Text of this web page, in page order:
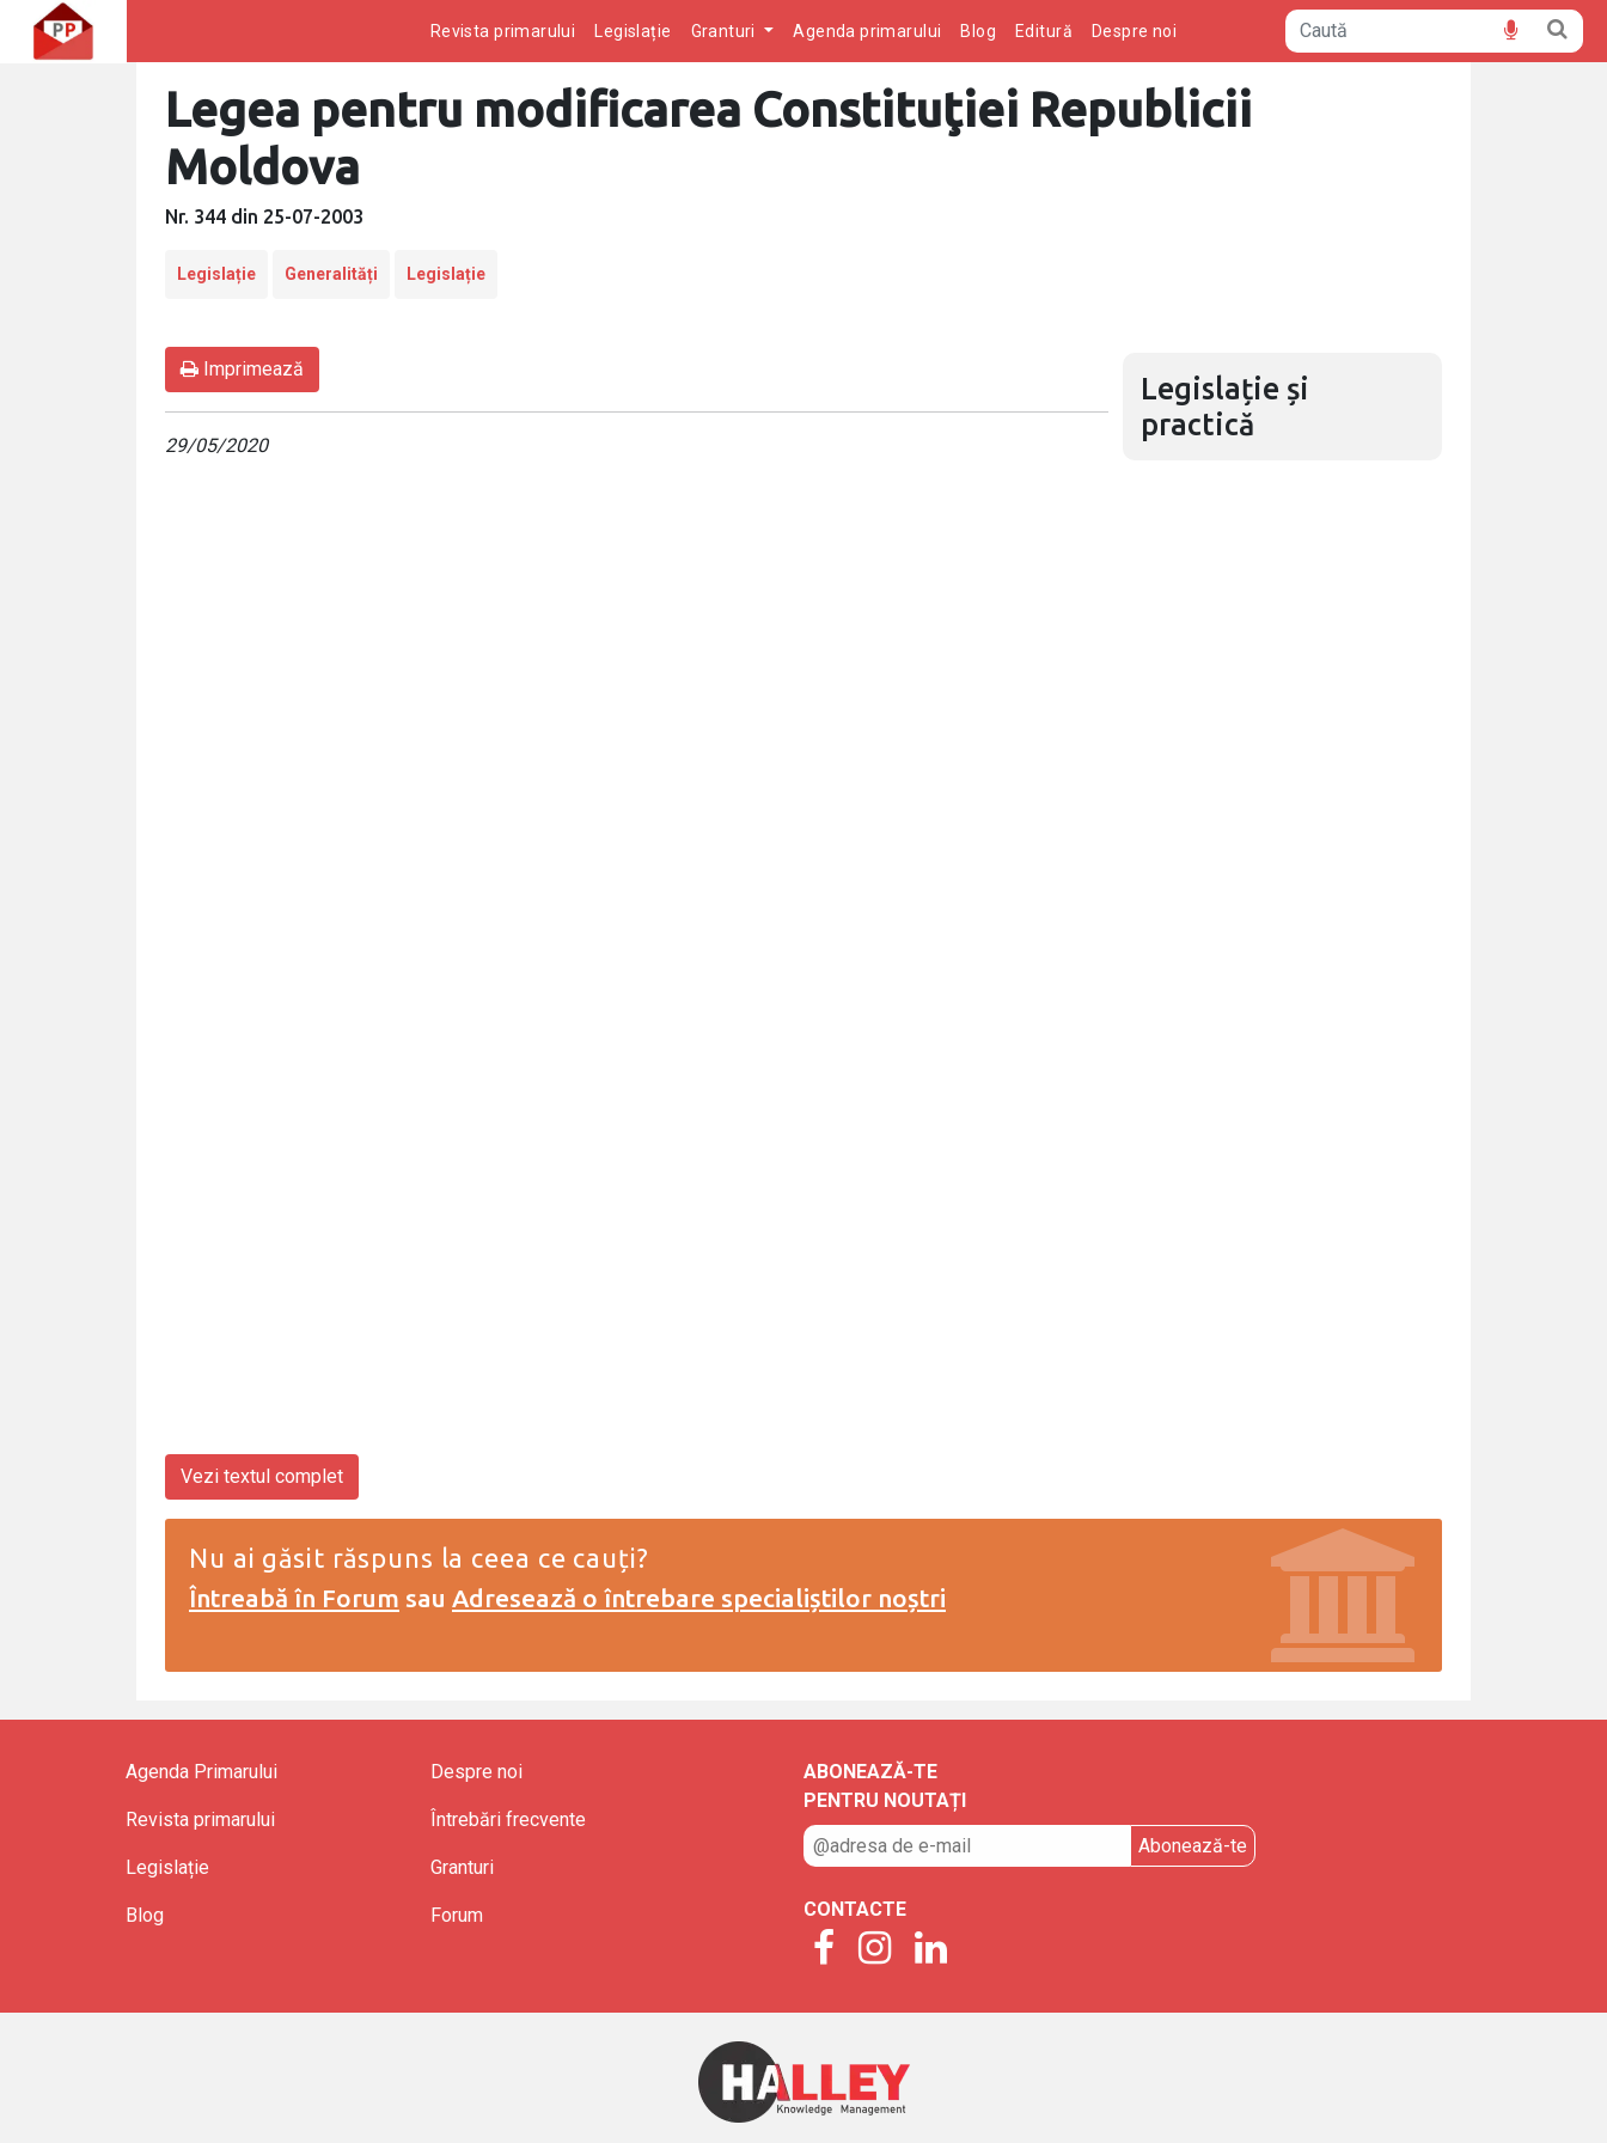
Revista primarului Legislație Granturi Agenda primarului Blog Editură Despre noi
Legea pentru modificarea Constituţiei Republicii
Moldova
Nr. 344 din 25-07-2003
Legislație Generalități Legislație
Imprimează
29/05/2020
Legislație și
practică
Vezi textul complet
Nu ai găsit răspuns la ceea ce cauți?
Întreabă în Forum sau Adresează o întrebare specialiștilor noștri
Agenda Primarului Despre noi
Revista primarului Întrebări frecvente
Legislație Granturi
Blog Forum
ABONEAZĂ-TE
PENTRU NOUTAȚI
CONTACTE